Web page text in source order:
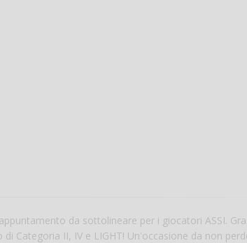
da sottolineare per i giocatori ASSI.
Categoria II, IV e LIGHT! Un'occasione da non